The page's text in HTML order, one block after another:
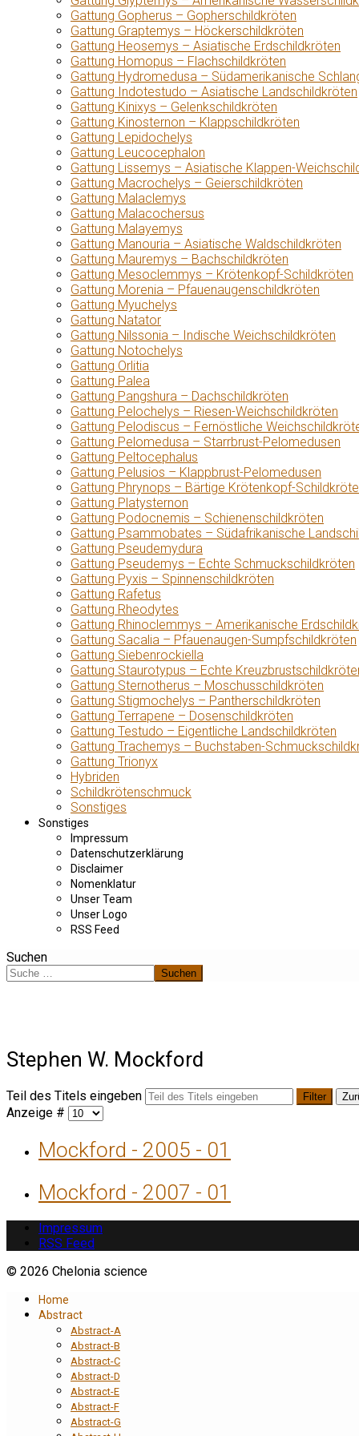
Gattung Gopherus – Gopherschildkröten
Gattung Graptemys – Höckerschildkröten
Gattung Heosemys – Asiatische Erdschildkröten
Gattung Homopus – Flachschildkröten
Gattung Hydromedusa – Südamerikanische
Gattung Indotestudo – Asiatische Landschildkröten
Gattung Kinixys – Gelenkschildkröten
Gattung Kinosternon – Klappschildkröten
Gattung Lepidochelys
Gattung Leucocephalon
Gattung Lissemys – Asiatische Klappen-
Gattung Macrochelys – Geierschildkröten
Gattung Malaclemys
Gattung Malacochersus
Gattung Malayemys
Gattung Manouria – Asiatische Waldschildkröten
Gattung Mauremys – Bachschildkröten
Gattung Mesoclemmys – Krötenkopf-Schildkröten
Gattung Morenia – Pfauenaugenschildkröten
Gattung Myuchelys
Gattung Natator
Gattung Nilssonia – Indische Weichschildkröten
Gattung Notochelys
Gattung Orlitia
Gattung Palea
Gattung Pangshura – Dachschildkröten
Gattung Pelochelys – Riesen-Weichschildkröten
Gattung Pelodiscus – Fernöstliche
Gattung Pelomedusa – Starrbrust-Pelomedusen
Gattung Peltocephalus
Gattung Pelusios – Klappbrust-Pelomedusen
Gattung Phrynops – Bärtige Krötenkopf-
Gattung Platysternon
Gattung Podocnemis – Schienenschildkröten
Gattung Psammobates – Südafrikanische
Gattung Pseudemydura
Gattung Pseudemys – Echte Schmuckschildkröten
Gattung Pyxis – Spinnenschildkröten
Gattung Rafetus
Gattung Rheodytes
Gattung Rhinoclemmys – Amerikanische
Gattung Sacalia – Pfauenaugen-Sumpfschildkröten
Gattung Siebenrockiella
Gattung Staurotypus – Echte
Gattung Sternotherus – Moschusschildkröten
Gattung Stigmochelys – Pantherschildkröten
Gattung Terrapene – Dosenschildkröten
Gattung Testudo – Eigentliche Landschildkröten
Gattung Trachemys – Buchstaben-
Gattung Trionyx
Hybriden
Schildkrötenschmuck
Sonstiges
Sonstiges
Impressum
Datenschutzerklärung
Disclaimer
Nomenklatur
Unser Team
Unser Logo
RSS Feed
Suchen
Suchen
Stephen W. Mockford
Teil des Titels eingeben Filter
Anzeige #
Mockford - 2005 - 01
Mockford - 2007 - 01
Impressum
RSS Feed
© 2026 Chelonia science
Home
Abstract
Abstract-A
Abstract-B
Abstract-C
Abstract-D
Abstract-E
Abstract-F
Abstract-G